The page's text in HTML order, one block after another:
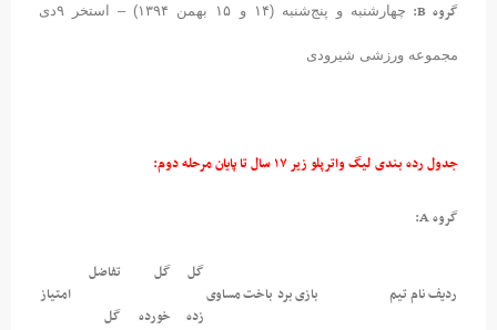
گروه B: چهارشنبه و پنج‌شنبه (۱۴ و ۱۵ بهمن ۱۳۹۴) – استخر ۹دی
مجموعه ورزشی شیرودی
جدول رده بندی لیگ واترپلو زیر ۱۷ سال تا پایان مرحله دوم:
گروه A:
ردیفنام تیم بازیبرد باختمساوی
گل
زده
گل
خورده
تفاضل
گل
امتیاز